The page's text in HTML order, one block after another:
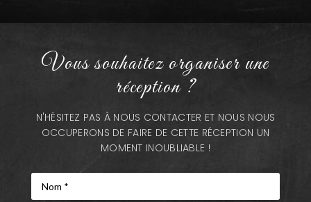
Vous souhaitez organiser une
réception ?
N'HÉSITEZ PAS À NOUS CONTACTER ET NOUS NOUS
OCCUPERONS DE FAIRE DE CETTE RÉCEPTION UN
MOMENT INOUBLIABLE !